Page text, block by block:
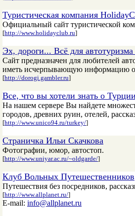
Туристическая компания
Официальный сайт туристической
[http://www.holidayclub.ru]
Эх, дороги... Всё для
Сайт предназначен для любителей
иметь исчерпывающую информацию
[http://dorogi.gambler.ru]
Все, что вы хотели знать о
На нашем сервере Вы найдете
городов, древних руин, отелей,
[http://www.unico94.ru/turkey/]
Страничка Ильи Скачкова
Фотографии, юмор, автостоп.
[http://www.uniyar.ac.ru/~oldgarde/]
Клуб Вольных Путешественников
Путешествия без посредников,
[http://www.allplanet.ru/]
E-mail: info@allplanet.ru